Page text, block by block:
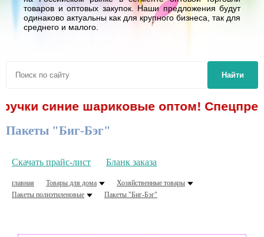
товаров и оптовых закупок. Наши предложения будут
одинаково актуальны как для крупного бизнеса, так для
среднего и малого.
Найти
синие шариковые оптом!
Пакеты "Биг-Бэг"
Скачать прайс-лист Бланк заказа
главная Товары для дома
Хозяйственные товары
Пакеты полиэтиленовые
Пакеты "Биг-Бэг"